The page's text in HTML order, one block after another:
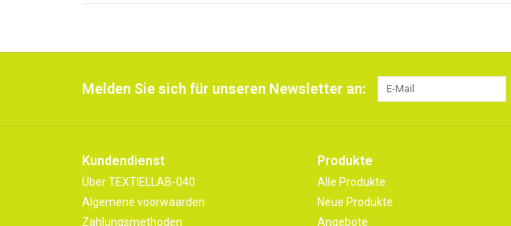
Melden Sie sich für unseren Newsletter an:
Kundendienst
Über TEXTIELLAB-040
Algemene voorwaarden
Zahlungsmethoden
Produkte
Alle Produkte
Neue Produkte
Angebote